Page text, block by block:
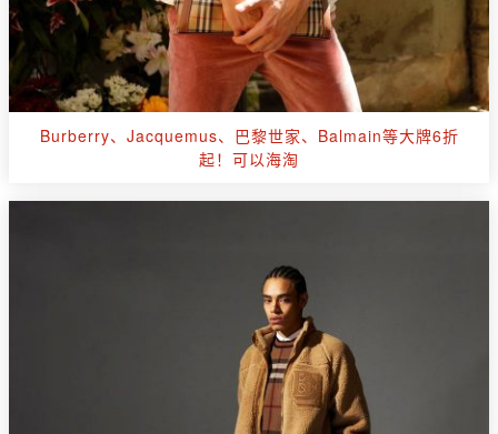
Burberry、Jacquemus、巴黎世家、Balmain等大牌6折
起！可以海淘